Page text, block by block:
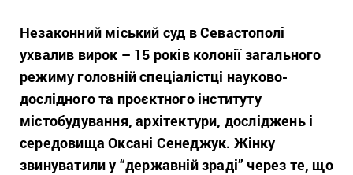
Незаконний міський суд в Севастополі
ухвалив вирок – 15 років колонії загального
режиму головній спеціалістці науково-
дослідного та проєктного інституту
містобудування, архітектури, досліджень і
середовища Оксані Сенеджук. Жінку
звинуватили у “державній зраді” через те, що